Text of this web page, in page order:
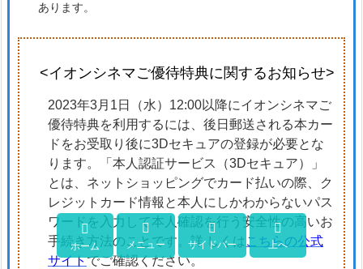
あります。
<イオンシネマご優待特典に関するお知らせ>
2023年3月1日（水）12:00以降にイオンシネマご
優待特典を利用するには、後日郵送される本カー
ドをお受取り後に3Dセキュアの登録が必要とな
ります。「本人認証サービス（3Dセキュア）」
とは、ネットショッピングでカード払いの際、ク
レジットカード情報と本人にしかわからないパス
ワードを入力して本人確認を行う安全性の高いお
手続き方法のことです。詳 しくは こちらの公式
サイトでご確認ください。

ホーム

メニュー

サイドバー

上へ